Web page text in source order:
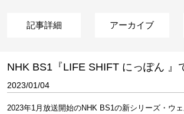
記事詳細 アーカイブ
NHK BS1『LIFE SHIFT にっぽん 』
2023/01/04
2023年1月放送開始のNHK BS1の新シリーズ・ウ